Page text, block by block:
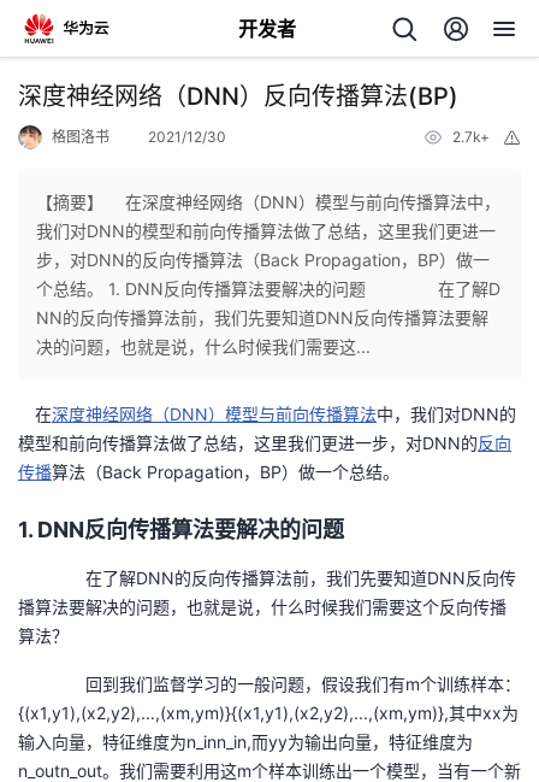
开发者
返
个
人
主
页
我
的
开
发
我
博
的
我
深度神经网络（DNN）反向传播算法(BP)
格图洛书 2021/12/30 2.7k+
【摘要】 在深度神经网络（DNN）模型与前向传播算法中，
我们对DNN的模型和前向传播算法做了总结，这里我们更进一
步，对DNN的反向传播算法（Back Propagation，BP）做一
个总结。 1. DNN反向传播算法要解决的问题 在了解D
NN的反向传播算法前，我们先要知道DNN反向传播算法要解
决的问题，也就是说，什么时候我们需要这...
在深度神经网络（DNN）模型与前向传播算法中，我们对DNN的
模型和前向传播算法做了总结，这里我们更进一步，对DNN的反向
传播算法（Back Propagation，BP）做一个总结。
1. DNN反向传播算法要解决的问题
在了解DNN的反向传播算法前，我们先要知道DNN反向传
播算法要解决的问题，也就是说，什么时候我们需要这个反向传播
算法？
回到我们监督学习的一般问题，假设我们有m个训练样本：
{(x1,y1),(x2,y2),...,(xm,ym)}{(x1,y1),(x2,y2),...,(xm,ym)},其中xx为
输入向量，特征维度为n_inn_in,而yy为输出向量，特征维度为
n_outn_out。我们需要利用这m个样本训练出一个模型，当有一个新